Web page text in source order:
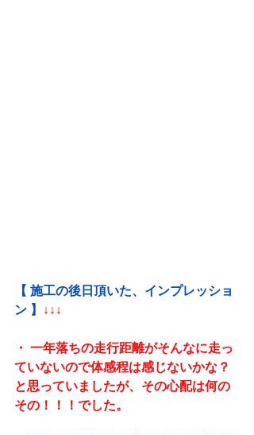
【 施工の後日頂いた、インプレッショ
ン 】
↓↓↓
・ 一年落ちの走行距離がそんなに走っ
ていないので体感程は感じないかな？
と思っていましたが、その心配は何の
その！！！でした。